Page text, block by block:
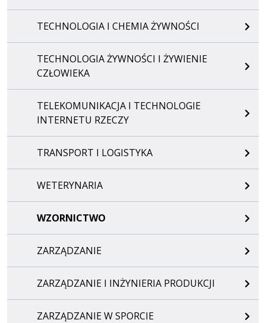
TECHNOLOGIA I CHEMIA ŻYWNOŚCI
TECHNOLOGIA ŻYWNOŚCI I ŻYWIENIE
CZŁOWIEKA
TELEKOMUNIKACJA I TECHNOLOGIE
INTERNETU RZECZY
TRANSPORT I LOGISTYKA
WETERYNARIA
WZORNICTWO
ZARZĄDZANIE
ZARZĄDZANIE I INŻYNIERIA PRODUKCJI
ZARZĄDZANIE W SPORCIE